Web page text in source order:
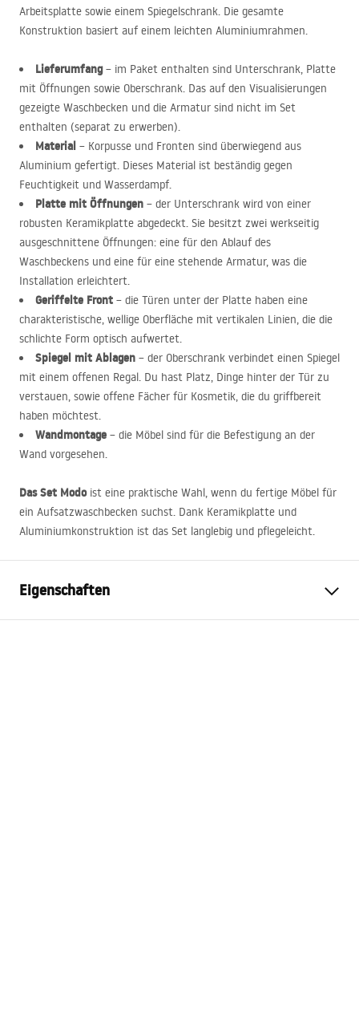
Arbeitsplatte sowie einem Spiegelschrank. Die gesamte
Konstruktion basiert auf einem leichten Aluminiumrahmen.
Lieferumfang– im Paket enthalten sind Unterschrank, Platte
mit Öffnungen sowie Oberschrank. Das auf den Visualisierungen
gezeigte Waschbecken und die Armatur sind nicht im Set
enthalten (separat zu erwerben).
Material – Korpusse und Fronten sind überwiegend aus
Aluminium gefertigt. Dieses Material ist beständig gegen
Feuchtigkeit und Wasserdampf.
Platte mit Öffnungen – der Unterschrank wird von einer
robusten Keramikplatte abgedeckt. Sie besitzt zwei werkseitig
ausgeschnittene Öffnungen: eine für den Ablauf des
Waschbeckens und eine für eine stehende Armatur, was die
Installation erleichtert.
Geriffelte Front – die Türen unter der Platte haben eine
charakteristische, wellige Oberfläche mit vertikalen Linien, die die
schlichte Form optisch aufwertet.
Spiegel mit Ablagen – der Oberschrank verbindet einen Spiegel
mit einem offenen Regal. Du hast Platz, Dinge hinter der Tür zu
verstauen, sowie offene Fächer für Kosmetik, die du griffbereit
haben möchtest.
Wandmontage – die Möbel sind für die Befestigung an der
Wand vorgesehen.
Das Set Modoist eine praktische Wahl, wenn du fertige Möbel für
ein Aufsatzwaschbecken suchst. Dank Keramikplatte und
Aluminiumkonstruktion ist das Set langlebig und pflegeleicht.
Eigenschaften